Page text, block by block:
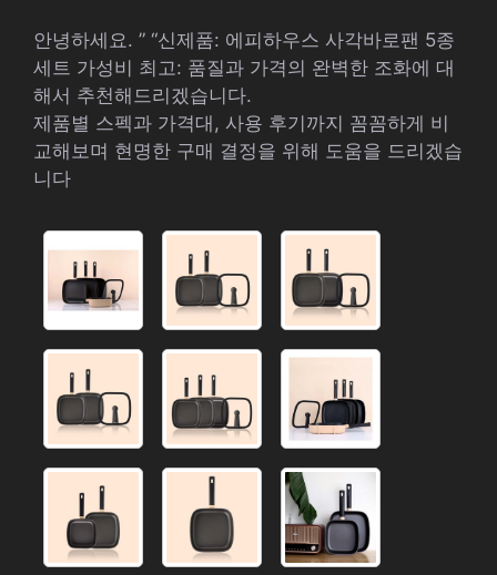
안녕하세요. ” “신제품: 에피하우스 사각바로팬 5종
세트 가성비 최고: 품질과 가격의 완벽한 조화에 대
해서 추천해드리겠습니다.
제품별 스펙과 가격대, 사용 후기까지 꼼꼼하게 비
교해보며 현명한 구매 결정을 위해 도움을 드리겠습
니다